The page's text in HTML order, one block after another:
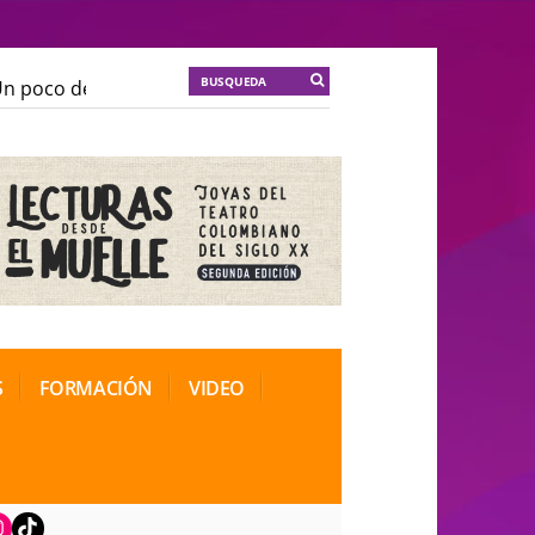
de locura para la cordura
de Teatro Rosa
FORMACIÓN VIDEO
TikTok